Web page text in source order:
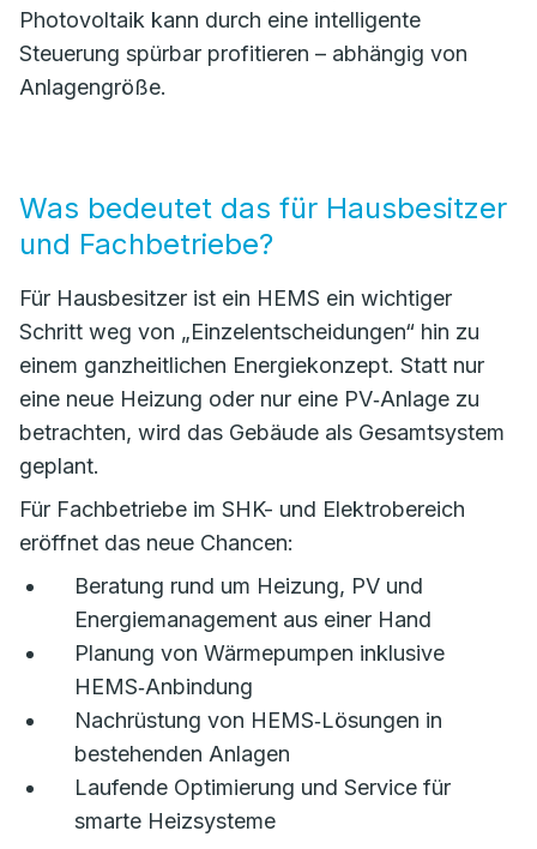
Photovoltaik kann durch eine intelligente
Steuerung spürbar profitieren – abhängig von
Anlagengröße.
Was bedeutet das für Hausbesitzer
und Fachbetriebe?
Für Hausbesitzer ist ein HEMS ein wichtiger
Schritt weg von „Einzelentscheidungen“ hin zu
einem ganzheitlichen Energiekonzept. Statt nur
eine neue Heizung oder nur eine PV‑Anlage zu
betrachten, wird das Gebäude als Gesamtsystem
geplant.
Für Fachbetriebe im SHK- und Elektrobereich
eröffnet das neue Chancen:
Beratung rund um Heizung, PV und
Energiemanagement aus einer Hand
Planung von Wärmepumpen inklusive
HEMS‑Anbindung
Nachrüstung von HEMS‑Lösungen in
bestehenden Anlagen
Laufende Optimierung und Service für
smarte Heizsysteme